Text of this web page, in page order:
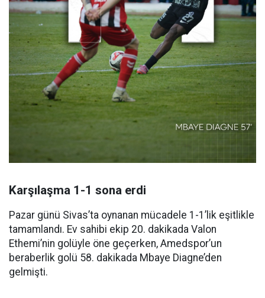
Karşılaşma 1-1 sona erdi
Pazar günü Sivas’ta oynanan mücadele 1-1’lik eşitlikle
tamamlandı. Ev sahibi ekip 20. dakikada Valon
Ethemi’nin golüyle öne geçerken, Amedspor’un
beraberlik golü 58. dakikada Mbaye Diagne’den
gelmişti.